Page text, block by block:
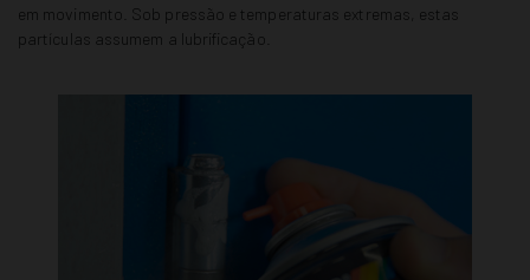
em movimento. Sob pressão e temperaturas extremas, estas
partículas assumem a lubrificação.